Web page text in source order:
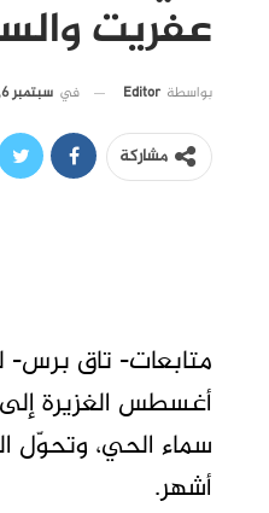
عفريت
بواسطة Editor في سبتمبر 6, 2025
مشاركة
متابعات- تاق برس-
أغسطس الغزيرة
سماء الحي، وتحوّل
أشهر.